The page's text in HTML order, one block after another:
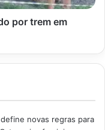
por trem em